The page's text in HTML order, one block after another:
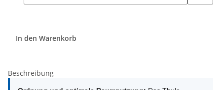
In den Warenkorb
Beschreibung